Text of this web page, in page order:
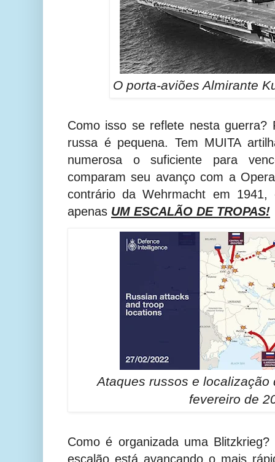
O porta-aviões Almirante
Como isso se reflete nesta guerra?
russa é pequena. Tem MUITA
numerosa o suficiente para
comparam seu avanço com a
contrário da Wehrmacht em
apenas UM ESCALÃO DE TROPAS!
Ataques russos e localização
fevereiro de
Como é organizada uma
escalão está avançando o mais